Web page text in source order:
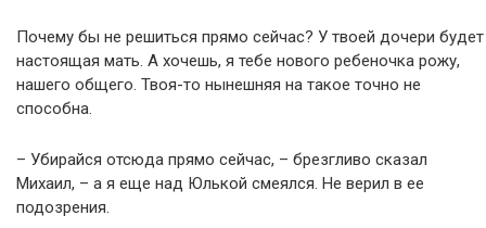
Почему бы не решиться прямо сейчас? У твоей дочери будет
настоящая мать. А хочешь, я тебе нового ребеночка рожу,
нашего общего. Твоя-то нынешняя на такое точно не
способна.
– Убирайся отсюда прямо сейчас, – брезгливо сказал
Михаил, – а я еще над Юлькой смеялся. Не верил в ее
подозрения.